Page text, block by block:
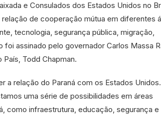
e Consulados dos Estados Unidos no
de cooperação mútua em diferentes
tecnologia, segurança pública, migração,
assinado pelo governador Carlos Massa
Todd Chapman.
a relação do Paraná com os Estados
uma série de possibilidades em áreas
como infraestrutura, educação, segurança e